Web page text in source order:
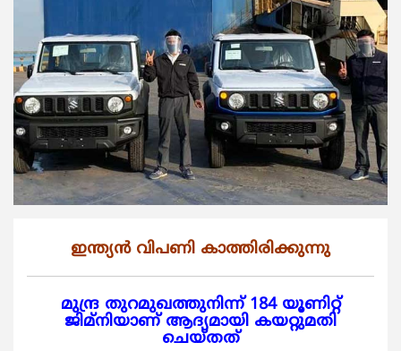
ഇന്ത്യന്‍ വിപണി കാത്തിരിക്കുന്നു
മുന്ദ്ര തുറമുഖത്തുനിന്ന് 184 യൂണിറ്റ്
ജിമ്‌നിയാണ് ആദ്യമായി കയറ്റുമതി
ചെയ്തത്